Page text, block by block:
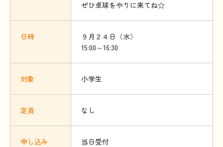
ぜひ卓球をやりに来てね☆
日時
９月２４日（水）
15:00～16:30
対象 小学生
定員 なし
申 し込み
当日受付